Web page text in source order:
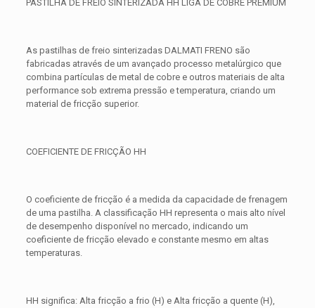
PASTILHA DE FREIO SINTERIZADA HH LIGA DE COBRE PREMIUM
As pastilhas de freio sinterizadas DALMATI FRENO são
fabricadas através de um avançado processo metalúrgico que
combina partículas de metal de cobre e outros materiais de alta
performance sob extrema pressão e temperatura, criando um
material de fricção superior.
COEFICIENTE DE FRICÇÃO HH
O coeficiente de fricção é a medida da capacidade de frenagem
de uma pastilha. A classificação HH representa o mais alto nível
de desempenho disponível no mercado, indicando um
coeficiente de fricção elevado e constante mesmo em altas
temperaturas.
HH significa: Alta fricção a frio (H) e Alta fricção a quente (H),